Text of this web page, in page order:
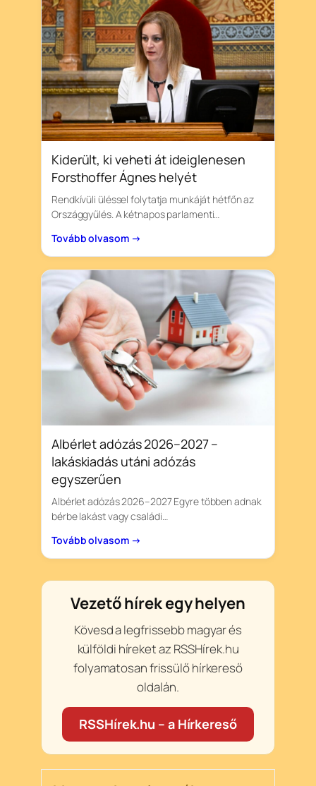
Kiderült, ki veheti át ideiglenesen
Forsthoffer Ágnes helyét
Rendkívüli üléssel folytatja munkáját hétfőn az
Országgyűlés. A kétnapos parlamenti…
Tovább olvasom →
Albérlet adózás 2026–2027 –
lakáskiadás utáni adózás
egyszerűen
Albérlet adózás 2026–2027 Egyre többen adnak
bérbe lakást vagy családi…
Tovább olvasom →
Vezető hírek egy helyen
Kövesd a legfrissebb magyar és
külföldi híreket az RSSHírek.hu
folyamatosan frissülő hírkereső
oldalán.
RSSHírek.hu – a Hírkereső